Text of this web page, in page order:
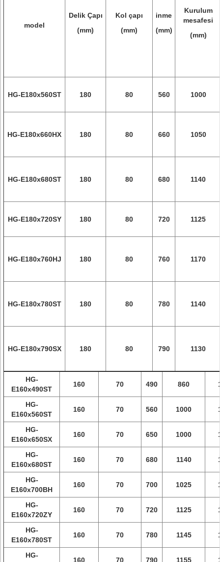
model
Delik Çapı
(mm)
Kol çapı
(mm)
inme
(mm)
Kurulum
mesafesi
(mm)
HG-E180x560ST 180 80 560 1000
HG-E180x660HX 180 80 660 1050
HG-E180x680ST 180 80 680 1140
HG-E180x720SY 180 80 720 1125
HG-E180x760HJ 180 80 760 1170
HG-E180x780ST 180 80 780 1140
HG-E180x790SX 180 80 790 1130
HG-
E160x490ST
160 70 490 860
HG-
E160x560ST
160 70 560 1000
HG-
E160x650SX
160 70 650 1000
HG-
E160x680ST
160 70 680 1140
HG-
E160x700BH
160 70 700 1025
HG-
E160x720ZY
160 70 720 1125
HG-
E160x780ST
160 70 780 1145
HG-
160 70 790 1155